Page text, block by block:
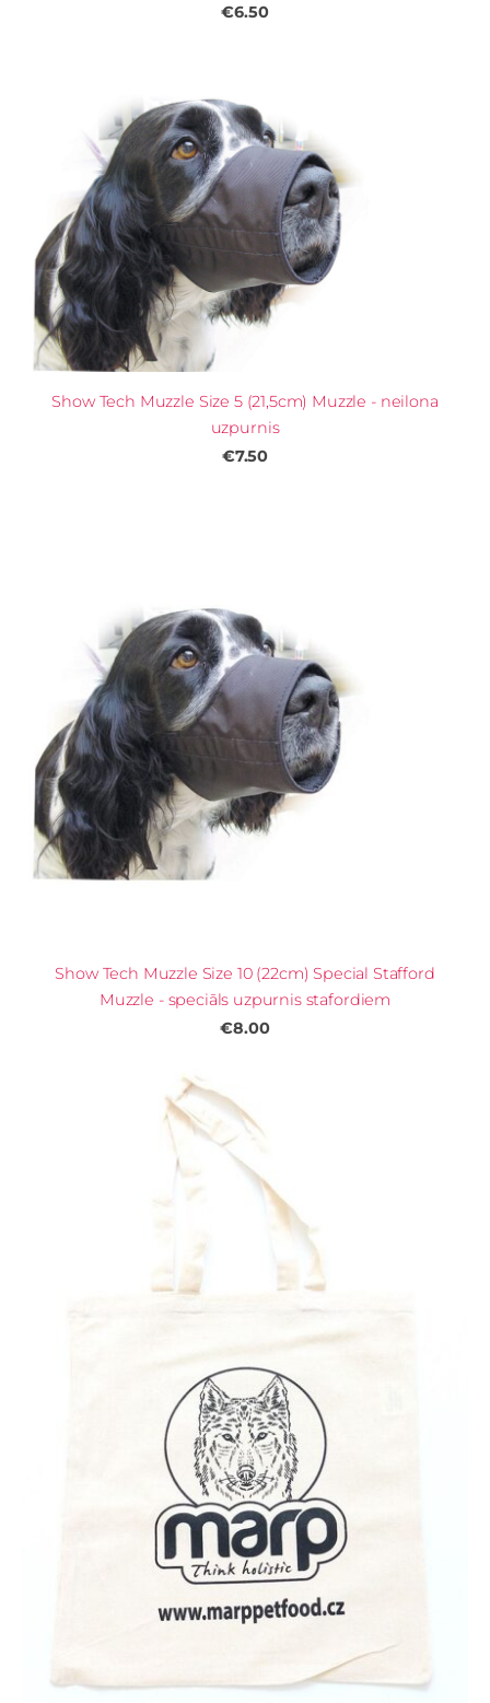
€6.50
Show Tech Muzzle Size 5 (21,5cm) Muzzle - neilona
uzpurnis
€7.50
Show Tech Muzzle Size 10 (22cm) Special Stafford
Muzzle - speciāls uzpurnis stafordiem
€8.00